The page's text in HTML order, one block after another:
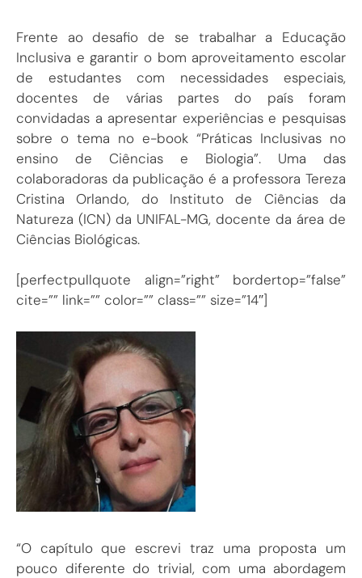
Frente ao desafio de se trabalhar a Educação
Inclusiva e garantir o bom aproveitamento escolar
de estudantes com necessidades especiais,
docentes de várias partes do país foram
convidadas a apresentar experiências e pesquisas
sobre o tema no e-book “Práticas Inclusivas no
ensino de Ciências e Biologia”. Uma das
colaboradoras da publicação é a professora Tereza
Cristina Orlando, do Instituto de Ciências da
Natureza (ICN) da UNIFAL-MG, docente da área de
Ciências Biológicas.
[perfectpullquote align=”right” bordertop=”false”
cite=”” link=”” color=”” class=”” size=”14″]
“O capítulo que escrevi traz uma proposta um
pouco diferente do trivial, com uma abordagem